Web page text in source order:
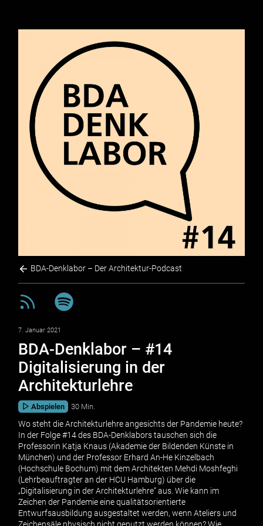
BDA-Denklabor – Der Architektur-Podcast
7. Januar 2021
BDA-Denklabor – #14
Digitalisierung in der
Architekturlehre
Abspielen 30 Min.
Wo steht die Architekturlehre angesichts der Pandemie heute?
In der Folge #14 des BDA-Denklabors tauschen sich die
Professorin Katja Knaus (Akademie der Bildenden Künste in
München) und der Professor Erhard An-He Kinzelbach
(Hochschule Bochum) mit dem Architekten Mehdi Moshfeghi
(Lehrbeauftragter an der HCU Hamburg) über die
„Digitalisierung in der Architekturlehre“ aus. Wie kann im
Zeichen der Pandemie eine qualitätsorientierte
Entwurfsausbildung ausgestaltet werden, wenn Ateliers und
Zeichensäle physisch nicht genutzt werden können? Wie